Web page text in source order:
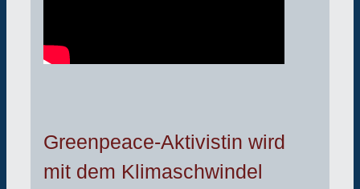
Greenpeace-Aktivistin wird
mit dem Klimaschwindel